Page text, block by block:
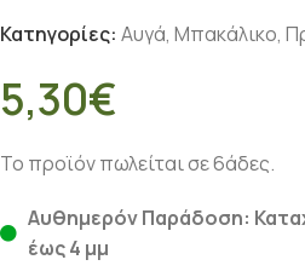
Κατηγορίες: Αυγά, Μπακάλικο,
5,30€
Το προϊόν πωλείται σε 6άδες.
Αυθημερόν Παράδοση:
έως 4 μμ